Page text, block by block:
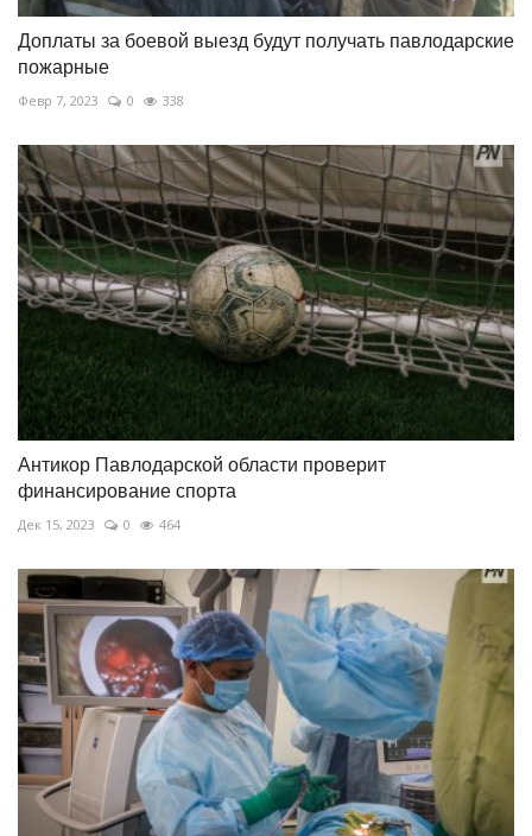
Доплаты за боевой выезд будут получать павлодарские
пожарные
Февр 7, 2023 0 338
Антикор Павлодарской области проверит
финансирование спорта
Дек 15, 2023 0 464